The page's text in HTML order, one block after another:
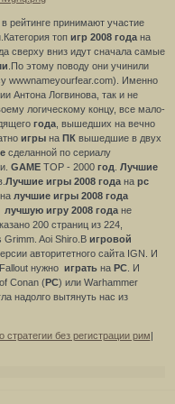
рейтинге принимают участие
топ игр 2008 годана
сверху вниз идут сначала самые
.По этому поводу они учинили
wwwnameyourfear.com). Именно
Антона Логвинова, так и не
логическому концу, все мало-
года, вышедших на вечно
игрына ПК вышедшие в двух
сделанной по сериалу
GAMETOP - 2000 год Лучшие
Лучшие игры 2008 годана pc
лучшие игры 2008 года
лучшую игру 2008 годане
200 страниц из 224,
Grimm. Aoi Shiro.В игровой
авторитетного сайта IGN. И
нужно игратьна PC. И
Conan (PC) или Warhammer
надолго вытянуть нас из
стратегии без регистрации рим|